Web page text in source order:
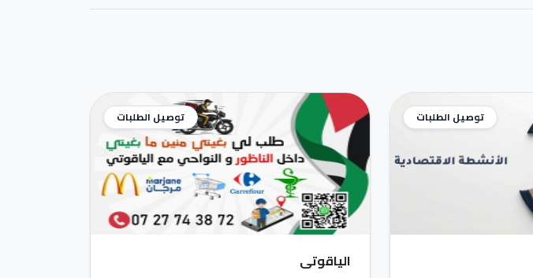
توصيل الطلبات توصيل الطلبات
الياقوتي